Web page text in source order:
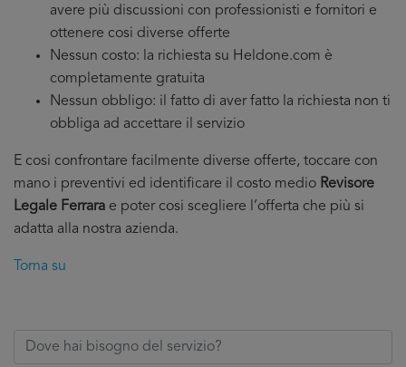
avere più discussioni con professionisti e fornitori e
ottenere cosi diverse offerte
Nessun costo: la richiesta su Heldone.com è
completamente gratuita
Nessun obbligo: il fatto di aver fatto la richiesta non ti
obbliga ad accettare il servizio
E cosi confrontare facilmente diverse offerte, toccare con
mano i preventivi ed identificare il costo medio Revisore
Legale Ferrara e poter cosi scegliere l’offerta che più si
adatta alla nostra azienda.
Torna su